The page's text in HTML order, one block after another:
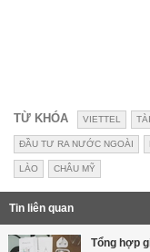
TỪ KHÓA VIETTEL
ĐẦU TƯ RA NƯỚC NGOÀI
LÀO CHÂU MỸ
Tin liên quan
Tổng hợp